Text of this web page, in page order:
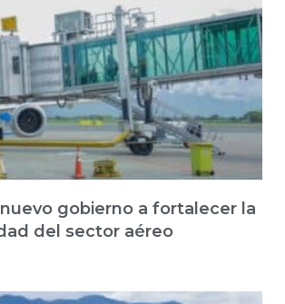
gobierno a fortalecer la
del sector aéreo